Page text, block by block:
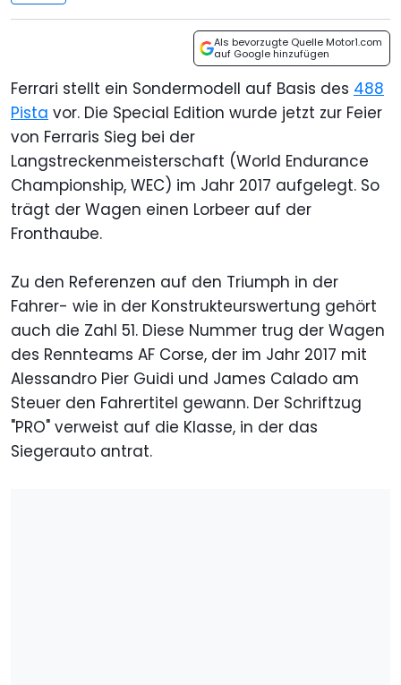
Als bevorzugte Quelle Motor1.com
auf Google hinzufügen
Ferrari stellt ein Sondermodell auf Basis des 488
Pista vor. Die Special Edition wurde jetzt zur Feier
von Ferraris Sieg bei der
Langstreckenmeisterschaft (World Endurance
Championship, WEC) im Jahr 2017 aufgelegt. So
trägt der Wagen einen Lorbeer auf der
Fronthaube.
Zu den Referenzen auf den Triumph in der
Fahrer- wie in der Konstrukteurswertung gehört
auch die Zahl 51. Diese Nummer trug der Wagen
des Rennteams AF Corse, der im Jahr 2017 mit
Alessandro Pier Guidi und James Calado am
Steuer den Fahrertitel gewann. Der Schriftzug
"PRO" verweist auf die Klasse, in der das
Siegerauto antrat.